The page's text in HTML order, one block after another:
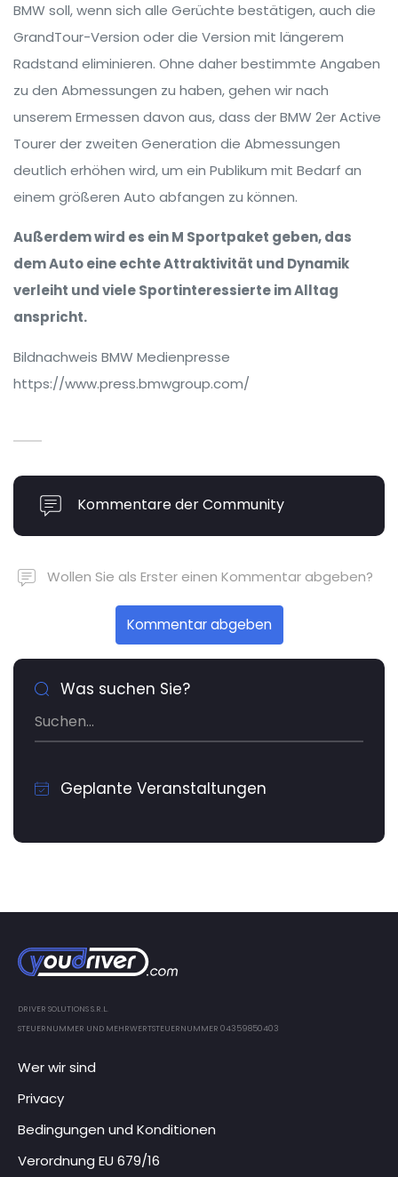
BMW soll, wenn sich alle Gerüchte bestätigen, auch die
GrandTour-Version oder die Version mit längerem
Radstand eliminieren. Ohne daher bestimmte Angaben
zu den Abmessungen zu haben, gehen wir nach
unserem Ermessen davon aus, dass der BMW 2er Active
Tourer der zweiten Generation die Abmessungen
deutlich erhöhen wird, um ein Publikum mit Bedarf an
einem größeren Auto abfangen zu können.
Außerdem wird es ein M Sportpaket geben, das
dem Auto eine echte Attraktivität und Dynamik
verleiht und viele Sportinteressierte im Alltag
anspricht.
Bildnachweis BMW Medienpresse
https://www.press.bmwgroup.com/
Kommentare der Community
Wollen Sie als Erster einen Kommentar abgeben?
Kommentar abgeben
Was suchen Sie?
Geplante Veranstaltungen
DRIVER SOLUTIONS S.R.L.
STEUERNUMMER UND MEHRWERTSTEUERNUMMER 04359850403
Wer wir sind
Privacy
Bedingungen und Konditionen
Verordnung EU 679/16